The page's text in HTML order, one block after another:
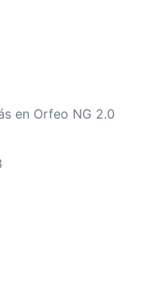
en Orfeo NG 2.0